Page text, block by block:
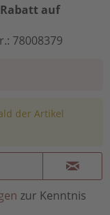
auf
78008379
der Artikel
zur Kenntnis